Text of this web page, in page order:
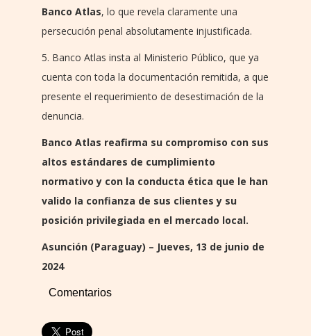
Banco Atlas, lo que revela claramente una
persecución penal absolutamente injustificada.
5. Banco Atlas insta al Ministerio Público, que ya
cuenta con toda la documentación remitida, a que
presente el requerimiento de desestimación de la
denuncia.
Banco Atlas reafirma su compromiso con sus
altos estándares de cumplimiento
normativo y con la conducta ética que le han
valido la confianza de sus clientes y su
posición privilegiada en el mercado local.
Asunción (Paraguay) – Jueves, 13 de junio de
2024
Comentarios